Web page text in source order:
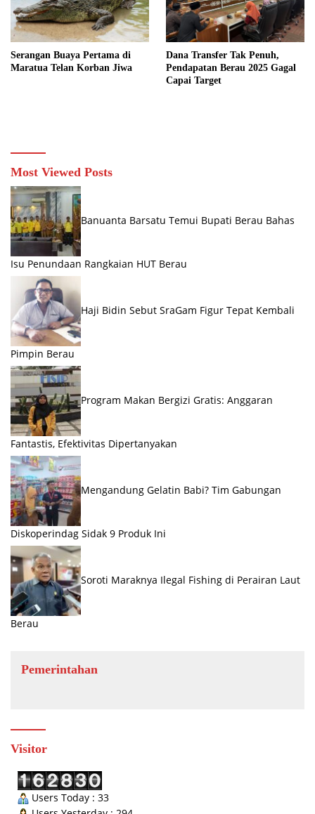
Serangan Buaya Pertama di
Maratua Telan Korban Jiwa
Dana Transfer Tak Penuh,
Pendapatan Berau 2025 Gagal
Capai Target
Most Viewed Posts
Banuanta Barsatu Temui Bupati Berau Bahas
Isu Penundaan Rangkaian HUT Berau
Haji Bidin Sebut SraGam Figur Tepat Kembali
Pimpin Berau
Program Makan Bergizi Gratis: Anggaran
Fantastis, Efektivitas Dipertanyakan
Mengandung Gelatin Babi? Tim Gabungan
Diskoperindag Sidak 9 Produk Ini
Soroti Maraknya Ilegal Fishing di Perairan Laut
Berau
Pemerintahan
Visitor
Users Today : 33